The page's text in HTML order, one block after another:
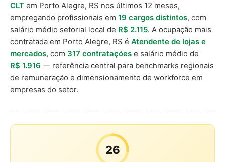
CLT em Porto Alegre, RS nos últimos 12 meses,
empregando profissionais em 19 cargos distintos, com
salário médio setorial local de R$ 2.115. A ocupação mais
contratada em Porto Alegre, RS é Atendente de lojas e
mercados, com 317 contratações e salário médio de
R$ 1.916 — referência central para benchmarks regionais
de remuneração e dimensionamento de workforce em
empresas do setor.
26